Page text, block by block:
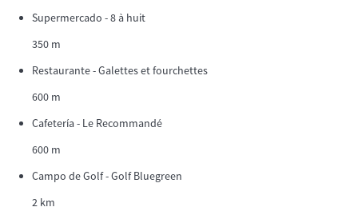
Supermercado - 8 à huit
350 m
Restaurante - Galettes et fourchettes
600 m
Cafetería - Le Recommandé
600 m
Campo de Golf - Golf Bluegreen
2 km